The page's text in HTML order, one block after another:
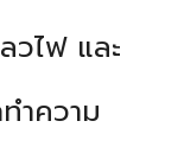
วไฟ และ
ำความ